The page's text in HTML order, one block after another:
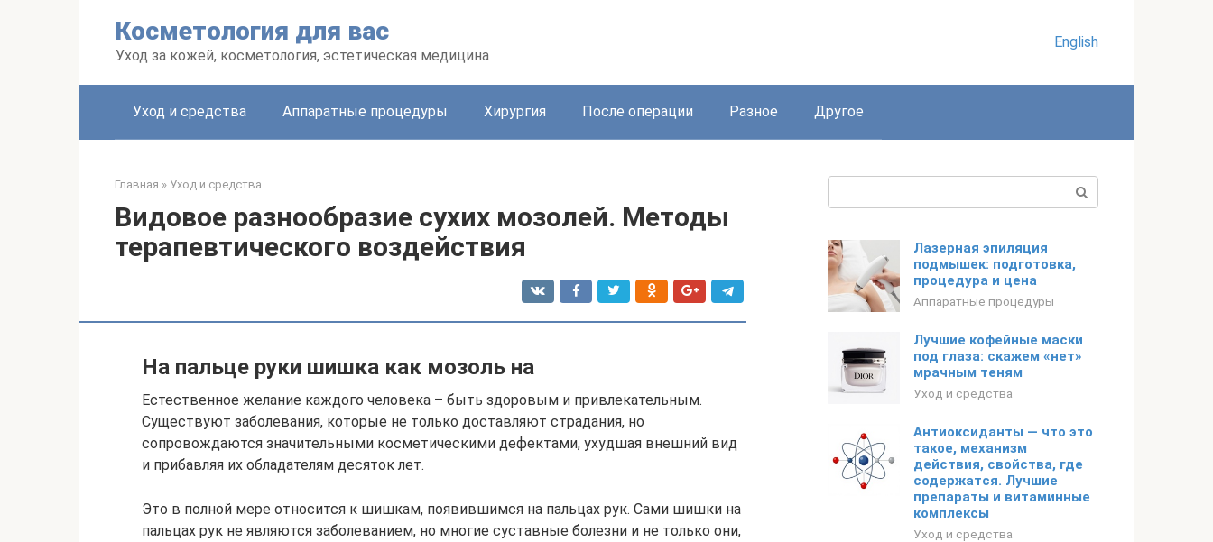
Косметология для вас
Уход за кожей, косметология, эстетическая медицина
English
Уход и средства Аппаратные процедуры Хирургия После операции Разное Другое
Главная » Уход и средства
Видовое разнообразие сухих мозолей. Методы
терапевтического воздействия
На пальце руки шишка как мозоль на
Естественное желание каждого человека – быть здоровым и привлекательным.
Существуют заболевания, которые не только доставляют страдания, но
сопровождаются значительными косметическими дефектами, ухудшая внешний вид
и прибавляя их обладателям десяток лет.
Это в полной мере относится к шишкам, появившимся на пальцах рук. Сами шишки на
пальцах рук не являются заболеванием, но многие суставные болезни и не только они,
Лазерная эпиляция
подмышек: подготовка,
процедура и цена
Аппаратные процедуры
Лучшие кофейные маски
под глаза: скажем «нет»
мрачным теням
Уход и средства
Антиоксиданты — что это
такое, механизм
действия, свойства, где
содержатся. Лучшие
препараты и витаминные
комплексы
Уход и средства